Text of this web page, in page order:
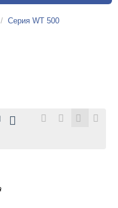
/ Серия WT 500